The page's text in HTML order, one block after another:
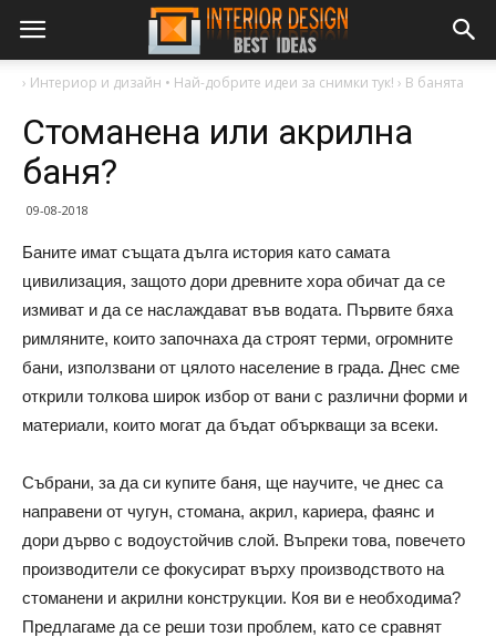
› Интериор и дизайн • Най-добрите идеи за снимки тук! › В банята
Стоманена или акрилна
баня?
09-08-2018
Баните имат същата дълга история като самата
цивилизация, защото дори древните хора обичат да се
измиват и да се наслаждават във водата. Първите бяха
римляните, които започнаха да строят терми, огромните
бани, използвани от цялото население в града. Днес сме
открили толкова широк избор от вани с различни форми и
материали, които могат да бъдат объркващи за всеки.
Събрани, за да си купите баня, ще научите, че днес са
направени от чугун, стомана, акрил, кариера, фаянс и
дори дърво с водоустойчив слой. Въпреки това, повечето
производители се фокусират върху производството на
стоманени и акрилни конструкции. Коя ви е необходима?
Предлагаме да се реши този проблем, като се сравнят